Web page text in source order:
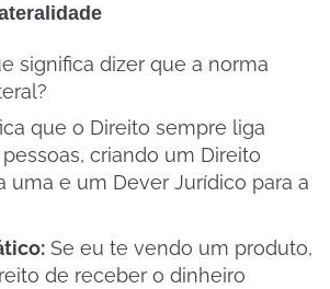
significa dizer que a norma
que o Direito sempre liga
criando um Direito
uma e um Dever Jurídico para a
Se eu te vendo um produto,
de receber o dinheiro